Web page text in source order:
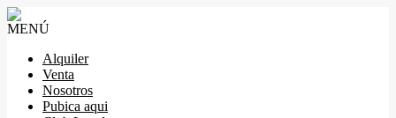
MENÚ
Alquiler
Venta
Nosotros
Pubica aqui